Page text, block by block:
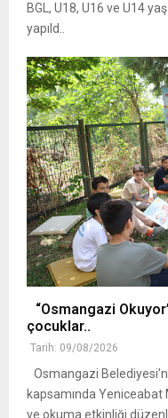
BGL, U18, U16 ve U14
yapıld..
“Osmangazi
çocuklar..
Tarih: 09/08/2026
Osmangazi
kapsamında Yeniceabat
ve okuma etkinliği